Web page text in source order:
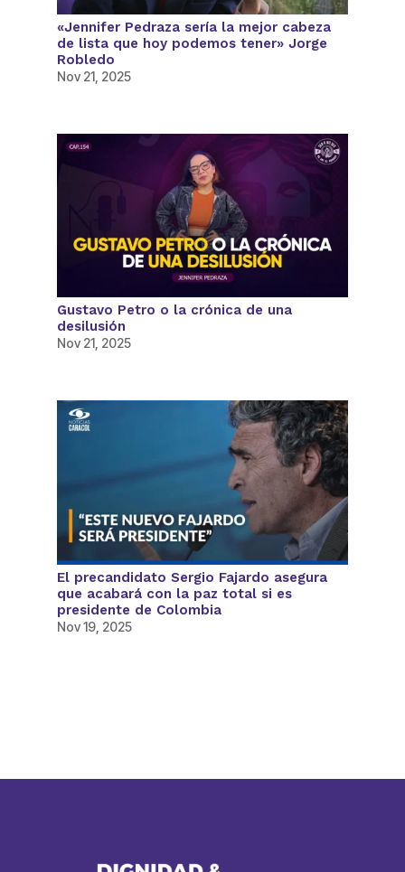
«Jennifer Pedraza sería la mejor cabeza
de lista que hoy podemos tener» Jorge
Robledo
Nov 21, 2025
Gustavo Petro o la crónica de una
desilusión
Nov 21, 2025
El precandidato Sergio Fajardo asegura
que acabará con la paz total si es
presidente de Colombia
Nov 19, 2025